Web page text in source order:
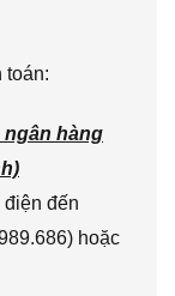
toán:
ngân hàng
đến
hoặc